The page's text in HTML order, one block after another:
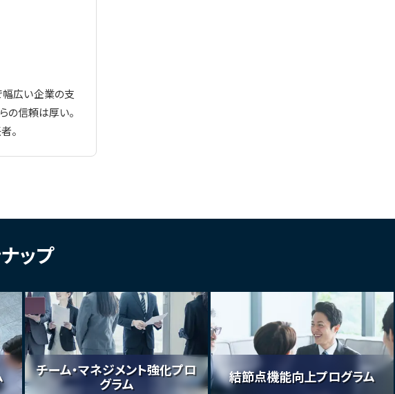
幅広い企業の支
の信頼は厚い。
。
ップ
チーム・マネジメント強化プロ
グラム
結節点機能向上プログラム